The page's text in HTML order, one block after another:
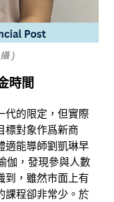
)
時間
代的限定，但實際
標對象作爲新商
適能導師劉凱琳早
伽，發現參與人數
到，雖然市面上有
課程卻非常少。於